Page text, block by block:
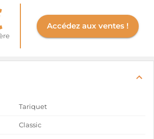
Accédez aux ventes !
Tariquet
Classic